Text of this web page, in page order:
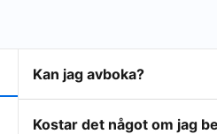
Kan jag avboka?
Kostar det något om jag